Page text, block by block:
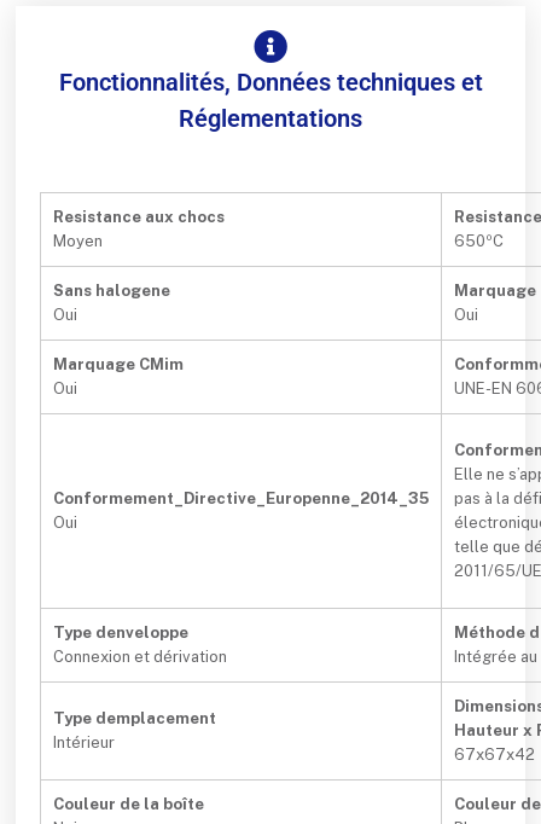
Fonctionnalités, Données techniques et
Réglementations
Resistance aux chocs
Moyen
650ºC
Sans halogene
Oui
Marquage
Oui
Marquage CMim
Oui
UNE-EN
Conformement_Directive_Europenne_2014_35
Oui
Elle ne
pas à la
telle que
2011/65/
Type denveloppe
Connexion et dérivation
Méthode
Intégrée
Type demplacement
Intérieur
Hauteur x
67x67x42
Couleur de la boîte
Couleur